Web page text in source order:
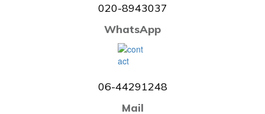
020-8943037
WhatsApp
06-44291248
Mail